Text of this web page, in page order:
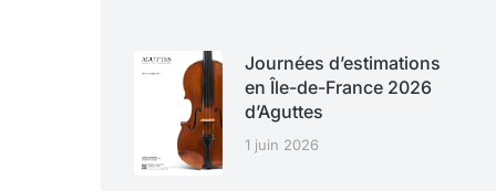
Journées d’estimations
en Île-de-France 2026
d’Aguttes
1 juin 2026